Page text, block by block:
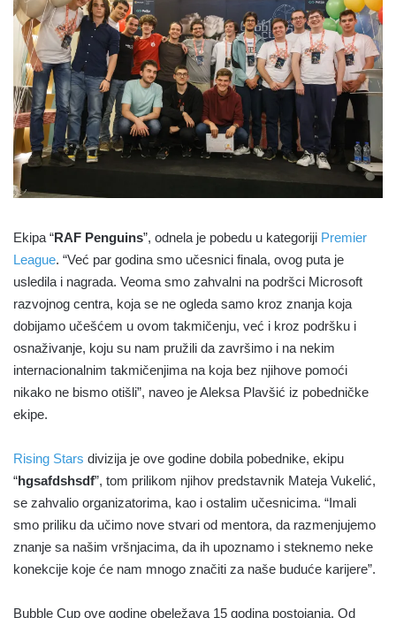
Ekipa “RAF Penguins”, odnela je pobedu u kategoriji Premier
League. “Već par godina smo učesnici finala, ovog puta je
usledila i nagrada. Veoma smo zahvalni na podršci Microsoft
razvojnog centra, koja se ne ogleda samo kroz znanja koja
dobijamo učešćem u ovom takmičenju, već i kroz podršku i
osnaživanje, koju su nam pružili da završimo i na nekim
internacionalnim takmičenjima na koja bez njihove pomoći
nikako ne bismo otišli”, naveo je Aleksa Plavšić iz pobedničke
ekipe.
Rising Stars divizija je ove godine dobila pobednike, ekipu
“hgsafdshsdf”, tom prilikom njihov predstavnik Mateja Vukelić,
se zahvalio organizatorima, kao i ostalim učesnicima. “Imali
smo priliku da učimo nove stvari od mentora, da razmenjujemo
znanje sa našim vršnjacima, da ih upoznamo i steknemo neke
konekcije koje će nam mnogo značiti za naše buduće karijere”.
Bubble Cup ove godine obeležava 15 godina postojanja. Od